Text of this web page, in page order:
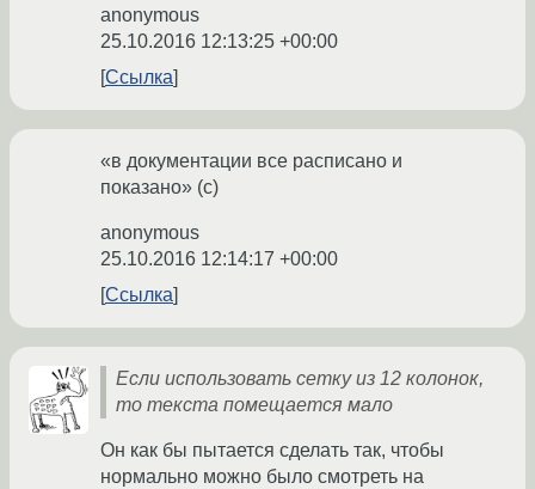
anonymous
25.10.2016 12:13:25 +00:00
Ссылка
«в документации все расписано и
показано» (c)
anonymous
25.10.2016 12:14:17 +00:00
Ссылка
Если использовать сетку из 12 колонок,
то текста помещается мало
Он как бы пытается сделать так, чтобы
нормально можно было смотреть на